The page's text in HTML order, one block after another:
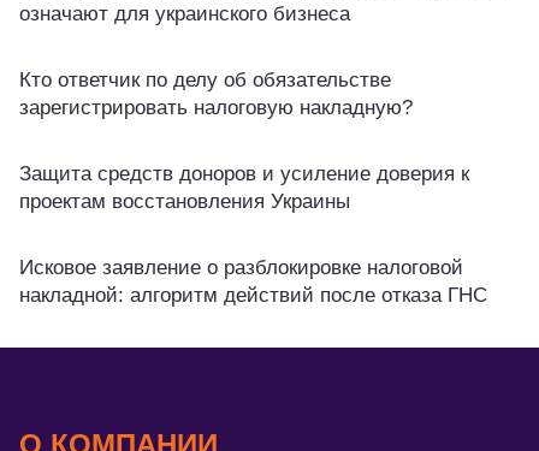
означают для украинского бизнеса
Кто ответчик по делу об обязательстве
зарегистрировать налоговую накладную?
Защита средств доноров и усиление доверия к
проектам восстановления Украины
Исковое заявление о разблокировке налоговой
накладной: алгоритм действий после отказа ГНС
О КОМПАНИИ